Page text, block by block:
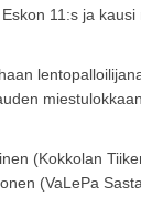
11:s ja kausi
miestulokkaan
(Kokkolan
(VaLePa